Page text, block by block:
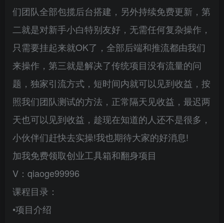
们团队全部包揽后台搭建，另外持续免费更新，第
二就是对新手小白特别友好，无需任何复杂操作，
只需要挂起来就OK了，全部后端和推流都由我们
来操作，第三就是解决了传统项目没有流量的问
题，独家引流方式，短时间内就可以见到收益，按
照我们团队测试的方法，正常隔天见收益，最迟两
天也可以见到收益，趁现在知道的人还不是很多，
小伙伴们赶快去实操!我也期待大家的好消息!
加我免费领取创业工具箱和翻身项目
V：qiaoge99996
课程目录：
•项目介绍